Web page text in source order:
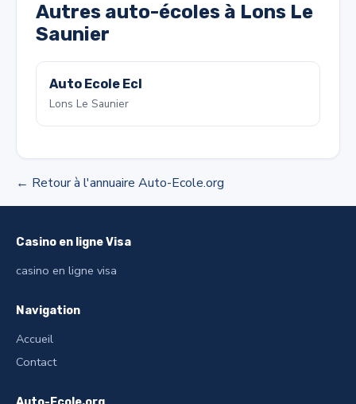
Autres auto-écoles à Lons Le
Saunier
Auto Ecole Ecl
Lons Le Saunier
← Retour à l'annuaire Auto-Ecole.org
Casino en ligne Visa
casino en ligne visa
Navigation
Accueil
Contact